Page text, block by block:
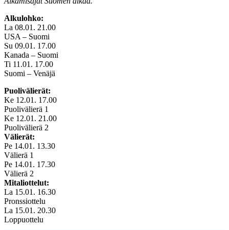
Alkulohko:
La 08.01. 21.00
USA – Suomi
Su 09.01. 17.00
Kanada – Suomi
Ti 11.01. 17.00
Suomi – Venäjä
Puolivälierät:
Ke 12.01. 17.00
Puolivälierä 1
Ke 12.01. 21.00
Puolivälierä 2
Välierät:
Pe 14.01. 13.30
Välierä 1
Pe 14.01. 17.30
Välierä 2
Mitaliottelut:
La 15.01. 16.30
Pronssiottelu
La 15.01. 20.30
Loppuottelu